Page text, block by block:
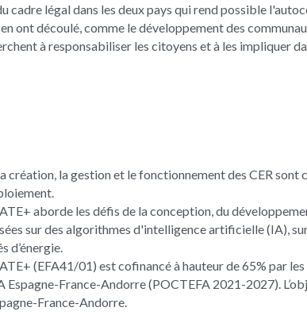
cadre légal dans les deux pays qui rend possible
ont découlé, comme le développement des
à responsabiliser les citoyens et à les impliquer
création, la gestion et le fonctionnement des CER sont
aborde les défis de la conception, du
sur des algorithmes d'intelligence artificielle (IA),
d’énergie.
(EFA41/01) est cofinancé à hauteur de 65% par
Espagne-France-Andorre (POCTEFA 2021-2027).
France-Andorre.